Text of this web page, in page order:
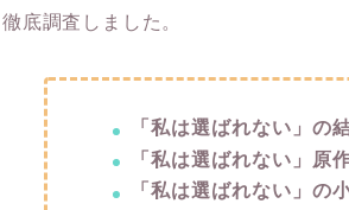
徹底調査しました。
「私は選ばれない」の
「私は選ばれない」原
「私は選ばれない」の